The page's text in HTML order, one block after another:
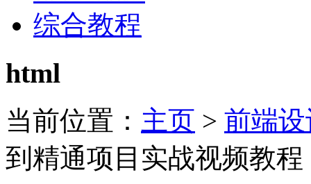
综合教程
html
当前位置： 主页 > 前端
到精通项目实战视频教程